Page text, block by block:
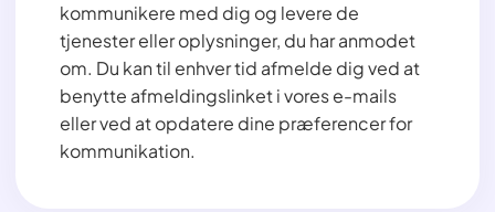
kommunikere med dig og levere de
tjenester eller oplysninger, du har anmodet
om. Du kan til enhver tid afmelde dig ved at
benytte afmeldingslinket i vores e-mails
eller ved at opdatere dine præferencer for
kommunikation.